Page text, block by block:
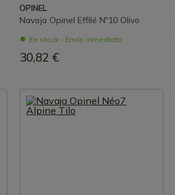
OPINEL
Navaja Opinel Effilé Nº10 Olivo
En stock - Envío inmediato
30,82 €